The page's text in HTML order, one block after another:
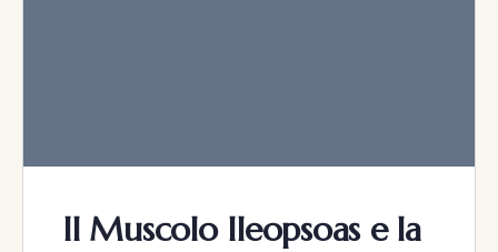
Il Muscolo Ileopsoas e la